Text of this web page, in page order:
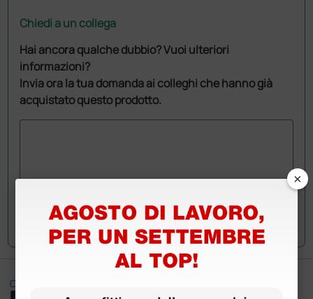
Chiedi a un collega
Hai ancora qualche dubbio? Vuoi ulteriori
informazioni?
Invia ora la tua domanda ai colleghi che hanno già
acquistato questo prodotto.
Invia la tua domanda
Ottimo
×